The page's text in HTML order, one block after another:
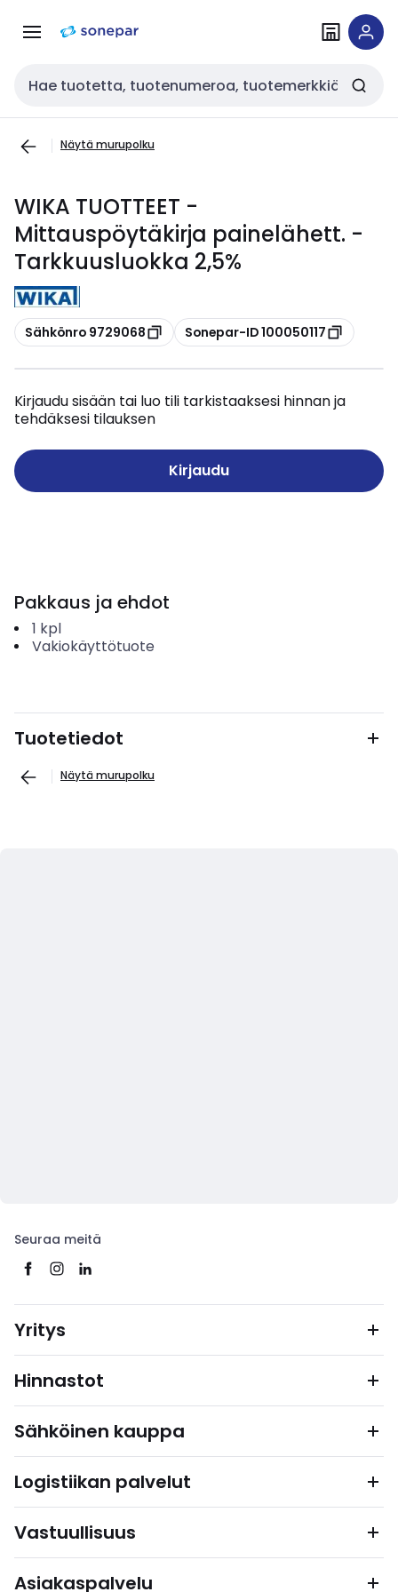
navigointiinsisältöön
Haku
Näytä murupolku
WIKA TUOTTEET -
Mittauspöytäkirja painelähett. -
Tarkkuusluokka 2,5%
Kopioi
Sähkönro 9729068 Kopioi
Sonepar-ID 100050117
Kirjaudu sisään tai luo tili tarkistaaksesi hinnan ja
tehdäksesi tilauksen
Kirjaudu
Pakkaus ja ehdot
1 kpl
Vakiokäyttötuote
Tuotetiedot
Näytä murupolku
Seuraa meitä
Yritys
Hinnastot
Sähköinen kauppa
Logistiikan palvelut
Vastuullisuus
Asiakaspalvelu